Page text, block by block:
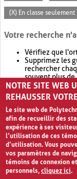
(X) En classe seulement
Votre recherche
Vérifiez que
Supprimez les
rechercher
souvent plus
Envisagez
retournera
NOTRE SITE WEB
REHAUSSER
Le site web de
afin de recueillir des
expérience à ses
l’utilisation de ces
d’utilisation. Vous
vos paramètres de
témoins de connexion
personnels,cliquez ici.